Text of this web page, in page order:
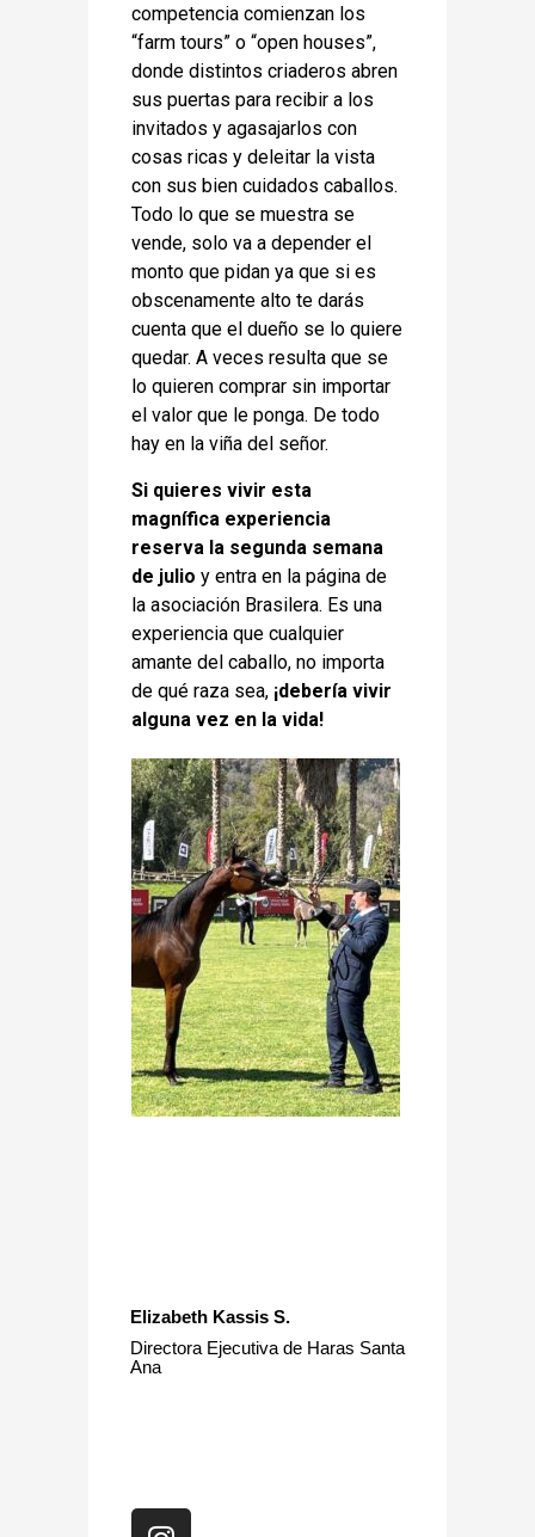
competencia comienzan los
“farm tours” o “open houses”,
donde distintos criaderos abren
sus puertas para recibir a los
invitados y agasajarlos con
cosas ricas y deleitar la vista
con sus bien cuidados caballos.
Todo lo que se muestra se
vende, solo va a depender el
monto que pidan ya que si es
obscenamente alto te darás
cuenta que el dueño se lo quiere
quedar. A veces resulta que se
lo quieren comprar sin importar
el valor que le ponga. De todo
hay en la viña del señor.
Si quieres vivir esta
magnífica experiencia
reserva la segunda semana
de julio y entra en la página de
la asociación Brasilera. Es una
experiencia que cualquier
amante del caballo, no importa
de qué raza sea, ¡debería vivir
alguna vez en la vida!
Elizabeth Kassis S.
Directora Ejecutiva de Haras Santa
Ana